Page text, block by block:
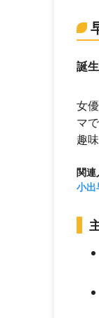
誕
女
マ
趣
関連
小出